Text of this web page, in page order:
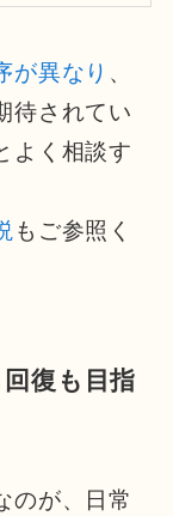
が異なり 、
待されてい
よく相談す
もご参照く
復も目指
のが、日常